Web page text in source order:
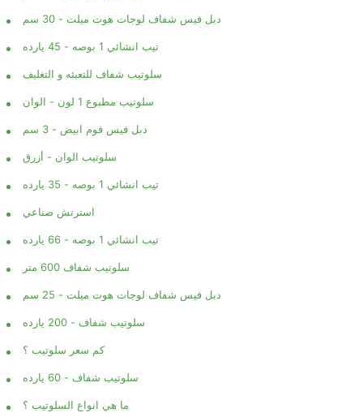
دبل فيس شفاف لوجات هوت ميلت - 30 سم
تيب انشائي 1 بوصه - 45 يارده
سلوتيب شفاف للتعبئه و التغليف
سلوتيب مطبوع 1 لون - الوان
دبل فيس فوم ابيض - 3 سم
سلوتيب الوان - أزرق
تيب انشائي 1 بوصه - 35 يارده
استرتش صناعي
تيب انشائي 1 بوصه - 66 يارده
سلوتيب شفاف 600 متر
دبل فيس شفاف لوجات هوت ميلت - 25 سم
سلوتيب شفاف - 200 يارده
كم سعر سلوتيب ؟
سلوتيب شفاف - 60 يارده
ما هي انواع السلوتيب ؟